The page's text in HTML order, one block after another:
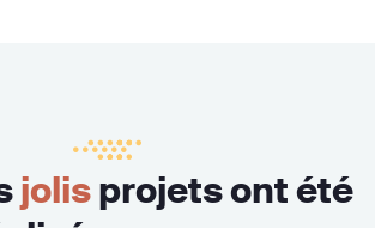
jolisprojets ont été